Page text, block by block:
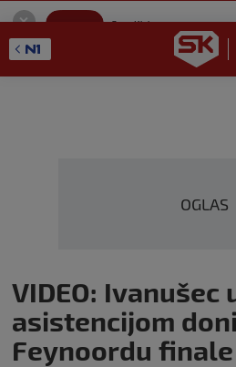
SportKlub
GET - On the Google Play
OGLAS
VIDEO: Ivanušec
asistencijom
Feynoordu